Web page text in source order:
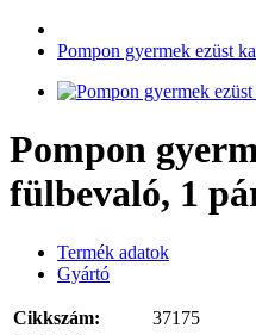
Pompon gyermek ezüst
Pompon
fülbevaló, 1
Termék adatok
Gyártó
Cikkszám:
37175